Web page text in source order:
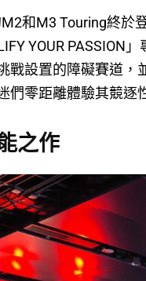
和M3 Touring終於
YOUR PASSION
戰設置的障礙賽道，
們零距離體驗其競逐
之作